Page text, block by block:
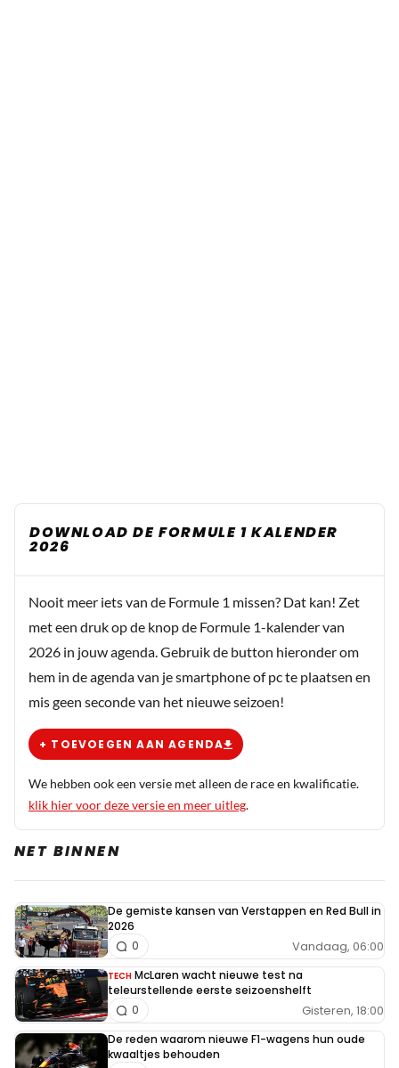
DOWNLOAD DE FORMULE 1 KALENDER
2026
Nooit meer iets van de Formule 1 missen? Dat kan! Zet
met een druk op de knop de Formule 1-kalender van
2026 in jouw agenda. Gebruik de button hieronder om
hem in de agenda van je smartphone of pc te plaatsen en
mis geen seconde van het nieuwe seizoen!
+ TOEVOEGEN AAN AGENDA
We hebben ook een versie met alleen de race en kwalificatie.
klik hier voor deze versie en meer uitleg.
NET BINNEN
De gemiste kansen van Verstappen en Red Bull in
2026
Vandaag, 06:00
0
TECH McLaren wacht nieuwe test na
teleurstellende eerste seizoenshelft
Gisteren, 18:00
0
De reden waarom nieuwe F1-wagens hun oude
kwaaltjes behouden